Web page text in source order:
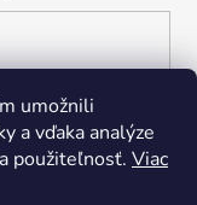
umožnili
a vďaka analýze
použiteľnosť. Viac
ochrany